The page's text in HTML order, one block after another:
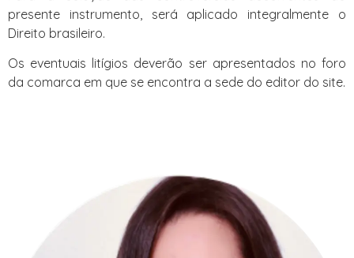
presente instrumento, será aplicado integralmente o
Direito brasileiro.
Os eventuais litígios deverão ser apresentados no foro
da comarca em que se encontra a sede do editor do site.